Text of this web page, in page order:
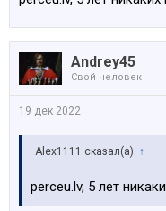
Andrey45
Свой человек
19 дек 2022
Alex1111 сказал(а): ↑
perceu.lv, 5 лет